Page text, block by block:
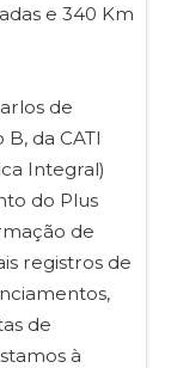
e 340 Km
de
da CATI
Integral)
do Plus
de
registros de
de
à